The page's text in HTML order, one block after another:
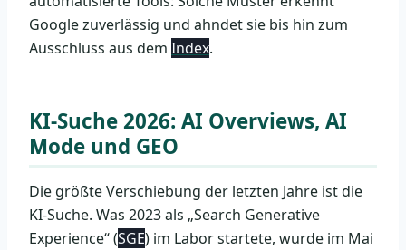
Google zuverlässig und ahndet sie bis hin zum
Ausschluss aus dem Index.
KI-Suche 2026: AI Overviews, AI
Mode und GEO
Die größte Verschiebung der letzten Jahre ist die
KI-Suche. Was 2023 als „Search Generative
Experience“ (SGE) im Labor startete, wurde im Mai